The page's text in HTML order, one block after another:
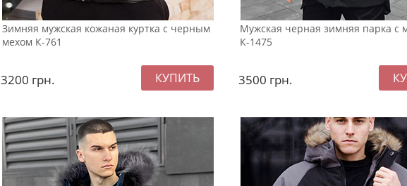
Зимняя мужская кожаная куртка с черным
мехом К-761
3200 грн.
Мужская черная зимняя парка с
К-1475
3500 грн.